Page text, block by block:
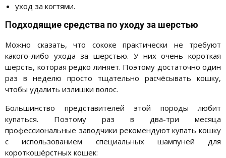
уход за когтями.
Подходящие средства по уходу за шерстью
Можно сказать, что сококе практически не требуют
какого-либо ухода за шерстью. У них очень короткая
шерсть, которая редко линяет. Поэтому достаточно один
раз в неделю просто тщательно расчёсывать кошку,
чтобы удалить излишки волос.
Большинство представителей этой породы любит
купаться. Поэтому раз в два-три месяца
профессиональные заводчики рекомендуют купать кошку
с использованием специальных шампуней для
короткошёрстных кошек: